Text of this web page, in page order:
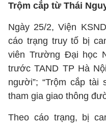
Trộm cắp từ Thái
Ngày 25/2, Viện
cáo trạng truy tố bị
viên Trường Đại học
trước TAND TP Hà
người”; “Trộm cắp tài
tham gia giao thông
Theo cáo trạng, bị